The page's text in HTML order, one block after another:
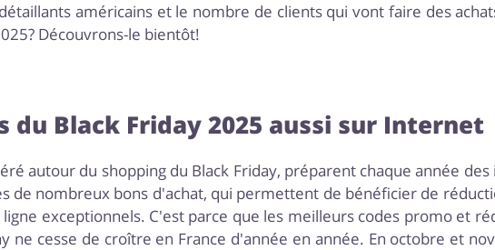
américains et le nombre de clients qui vont faire des
Découvrons-le bientôt!
du Black Friday 2025 aussi sur Internet
autour du shopping du Black Friday, préparent chaque année
de nombreux bons d'achat, qui permettent de bénéficier de
exceptionnels. C'est parce que les meilleurs codes promo et
ne cesse de croître en France d'année en année. En octobre et